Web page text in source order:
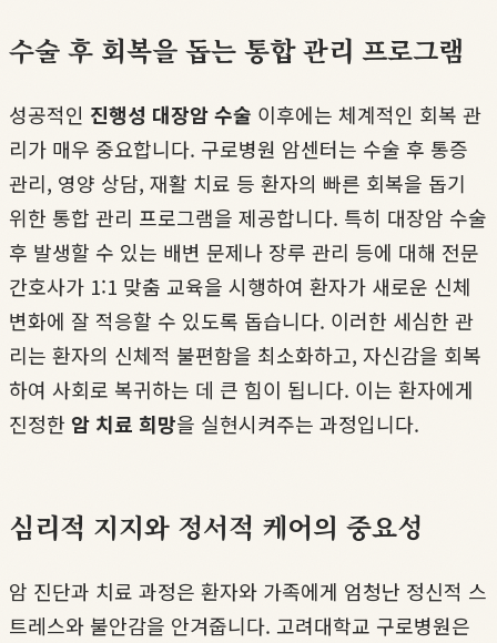
수술 후 회복을 돕는 통합 관리 프로그램
성공적인 진행성 대장암 수술 이후에는 체계적인 회복 관
리가 매우 중요합니다. 구로병원 암센터는 수술 후 통증
관리, 영양 상담, 재활 치료 등 환자의 빠른 회복을 돕기
위한 통합 관리 프로그램을 제공합니다. 특히 대장암 수술
후 발생할 수 있는 배변 문제나 장루 관리 등에 대해 전문
간호사가 1:1 맞춤 교육을 시행하여 환자가 새로운 신체
변화에 잘 적응할 수 있도록 돕습니다. 이러한 세심한 관
리는 환자의 신체적 불편함을 최소화하고, 자신감을 회복
하여 사회로 복귀하는 데 큰 힘이 됩니다. 이는 환자에게
진정한 암 치료 희망을 실현시켜주는 과정입니다.
심리적 지지와 정서적 케어의 중요성
암 진단과 치료 과정은 환자와 가족에게 엄청난 정신적 스
트레스와 불안감을 안겨줍니다. 고려대학교 구로병원은